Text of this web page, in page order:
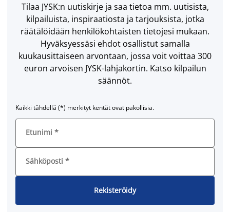
Tilaa JYSK:n uutiskirje ja saa tietoa mm. uutisista,
kilpailuista, inspiraatiosta ja tarjouksista, jotka
räätälöidään henkilökohtaisten tietojesi mukaan.
Hyväksyessäsi ehdot osallistut samalla
kuukausittaiseen arvontaan, jossa voit voittaa 300
euron arvoisen JYSK-lahjakortin. Katso kilpailun
säännöt.
Kaikki tähdellä (*) merkityt kentät ovat pakollisia.
Etunimi *
Sähköposti *
Rekisteröidy